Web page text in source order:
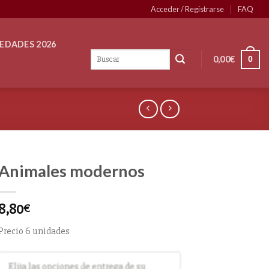
Acceder / Registrarse FAQ
2026
0,00€ 0
modernos
€
6 unidades
Elija las opciones de entrega de su